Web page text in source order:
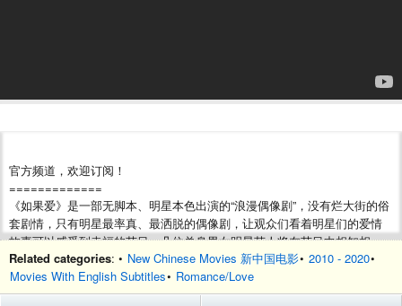
官方频道，欢迎订阅！
=============
《如果爱》是一部无脚本、明星本色出演的“浪漫偶像剧”，没有烂大街的俗
套剧情，只有明星最率真、最洒脱的偶像剧，让观众们看着明星们的爱情
故事可以感受到幸福的节目。几位单身男女明星艺人将在节目中相知相
恋，体味真正的恋人生活，为观众真实呈现明星恋爱的各种啼笑皆非、酸
甜苦辣的故事。
Related categories: • New Chinese Movies 新中国电影• 2010 - 2020•
Movies With English Subtitles• Romance/Love